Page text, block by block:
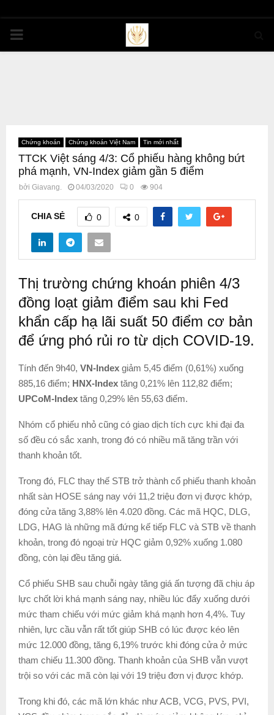
PRIMARY
Chứng khoán Chứng khoán Việt Nam Tin mới nhất
TTCK Việt sáng 4/3: Cổ phiếu hàng không bứt
phá mạnh, VN-Index giảm gần 5 điểm
bởi Giavang. 04/03/2020 0 904
CHIA SẺ 0 0
Thị trường chứng khoán phiên 4/3
đồng loạt giảm điểm sau khi Fed
khẩn cấp hạ lãi suất 50 điểm cơ bản
để ứng phó rủi ro từ dịch COVID-19.
Tính đến 9h40, VN-Index giảm 5,45 điểm (0,61%) xuống
885,16 điểm; HNX-Index tăng 0,21% lên 112,82 điểm;
UPCoM-Index tăng 0,29% lên 55,63 điểm.
Nhóm cổ phiếu nhỏ cũng có giao dịch tích cực khi đại đa
số đều có sắc xanh, trong đó có nhiều mã tăng trần với
thanh khoản tốt.
Trong đó, FLC thay thế STB trở thành cổ phiếu thanh khoản
nhất sàn HOSE sáng nay với 11,2 triệu đơn vị được khớp,
đóng cửa tăng 3,88% lên 4.020 đồng. Các mã HQC, DLG,
LDG, HAG là những mã đứng kế tiếp FLC và STB về thanh
khoản, trong đó ngoại trừ HQC giảm 0,92% xuống 1.080
đồng, còn lại đều tăng giá.
Cổ phiếu SHB sau chuỗi ngày tăng giá ấn tượng đã chịu áp
lực chốt lời khá mạnh sáng nay, nhiều lúc đẩy xuống dưới
mức tham chiếu với mức giảm khá mạnh hơn 4,4%. Tuy
nhiên, lực cầu vẫn rất tốt giúp SHB có lúc được kéo lên
mức 12.000 đồng, tăng 6,19% trước khi đóng cửa ở mức
tham chiếu 11.300 đồng. Thanh khoản của SHB vẫn vượt
trội so với các mã còn lại với 19 triệu đơn vị được khớp.
Trong khi đó, các mã lớn khác như ACB, VCG, PVS, PVI,